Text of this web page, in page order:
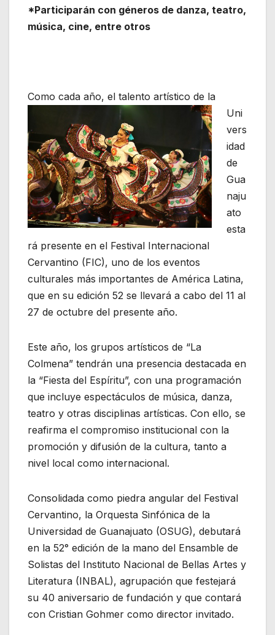
*Participarán con géneros de danza, teatro,
música, cine, entre otros
Como cada año, el talento artístico de la
Uni
vers
idad
de
Gua
naju
ato
esta
rá presente en el Festival Internacional
Cervantino (FIC), uno de los eventos
culturales más importantes de América Latina,
que en su edición 52 se llevará a cabo del 11 al
27 de octubre del presente año.
Este año, los grupos artísticos de “La
Colmena” tendrán una presencia destacada en
la “Fiesta del Espíritu”, con una programación
que incluye espectáculos de música, danza,
teatro y otras disciplinas artísticas. Con ello, se
reafirma el compromiso institucional con la
promoción y difusión de la cultura, tanto a
nivel local como internacional.
Consolidada como piedra angular del Festival
Cervantino, la Orquesta Sinfónica de la
Universidad de Guanajuato (OSUG), debutará
en la 52° edición de la mano del Ensamble de
Solistas del Instituto Nacional de Bellas Artes y
Literatura (INBAL), agrupación que festejará
su 40 aniversario de fundación y que contará
con Cristian Gohmer como director invitado.